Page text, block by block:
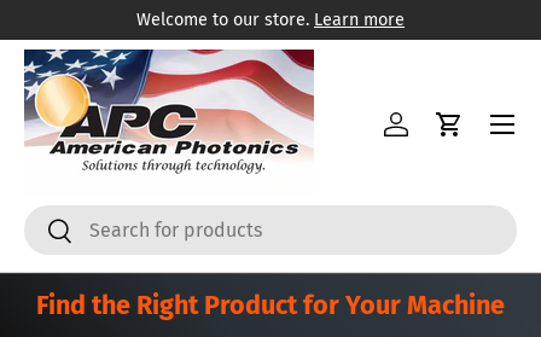
Direkt zum Inhalt
Welcome to our store. Learn more
SuchenSuchen
Einloggen
Menü
Find the Right Product for Your Machine